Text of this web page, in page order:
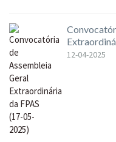
12-04-2025